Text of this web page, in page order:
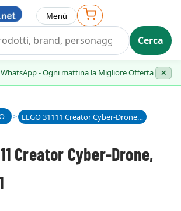
Cerca
Menù
WhatsApp - Ogni mattina la Migliore Offerta ✕
> LEGO 31111 Creator Cyber-Drone, Set 3 in 1
Creator Cyber-Drone,